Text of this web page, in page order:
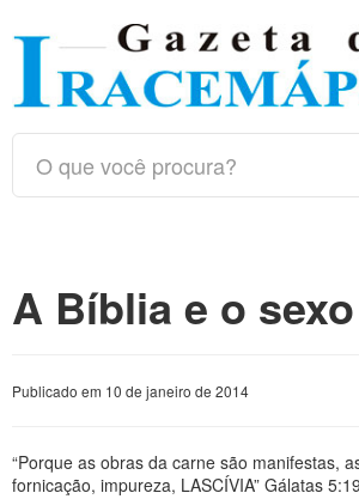
A Bíblia e o sexo
Publicado em 10 de janeiro de 2014
“Porque as obras da carne são manifestas,
fornicação, impureza, LASCÍVIA” Gálatas